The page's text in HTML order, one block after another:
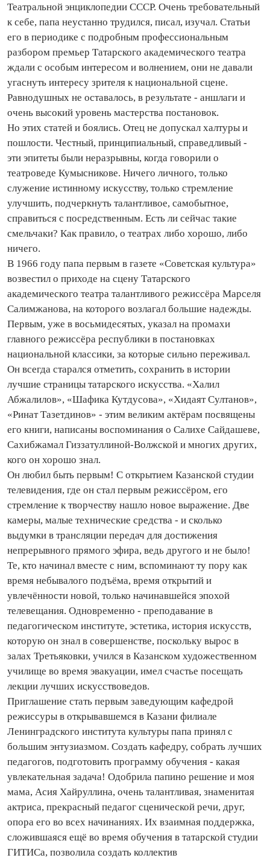
Театральной энциклопедии СССР. Очень требовательный
к себе, папа неустанно трудился, писал, изучал. Статьи
его в периодике с подробным профессиональным
разбором премьер Татарского академического театра
ждали с особым интересом и волнением, они не давали
угаснуть интересу зрителя к национальной сцене.
Равнодушных не оставалось, в результате - аншлаги и
очень высокий уровень мастерства постановок.
Но этих статей и боялись. Отец не допускал халтуры и
пошлости. Честный, принципиальный, справедливый -
эти эпитеты были неразрывны, когда говорили о
театроведе Кумысникове. Ничего личного, только
служение истинному искусству, только стремление
улучшить, подчеркнуть талантливое, самобытное,
справиться с посредственным. Есть ли сейчас такие
смельчаки? Как правило, о театрах либо хорошо, либо
ничего.
В 1966 году папа первым в газете «Советская культура»
возвестил о приходе на сцену Татарского
академического театра талантливого режиссёра Марселя
Салимжанова, на которого возлагал большие надежды.
Первым, уже в восьмидесятых, указал на промахи
главного режиссёра республики в постановках
национальной классики, за которые сильно переживал.
Он всегда старался отметить, сохранить в истории
лучшие страницы татарского искусства. «Халил
Абжалилов», «Шафика Кутдусова», «Хидаят Султанов»,
«Ринат Тазетдинов» - этим великим актёрам посвящены
его книги, написаны воспоминания о Салихе Сайдашеве,
Сахибжамал Гиззатуллиной-Волжской и многих других,
кого он хорошо знал.
Он любил быть первым! С открытием Казанской студии
телевидения, где он стал первым режиссёром, его
стремление к творчеству нашло новое выражение. Две
камеры, малые технические средства - и сколько
выдумки в трансляции передач для достижения
непрерывного прямого эфира, ведь другого и не было!
Те, кто начинал вместе с ним, вспоминают ту пору как
время небывалого подъёма, время открытий и
увлечённости новой, только начинавшейся эпохой
телевещания. Одновременно - преподавание в
педагогическом институте, эстетика, история искусств,
которую он знал в совершенстве, поскольку вырос в
залах Третьяковки, учился в Казанском художественном
училище во время эвакуации, имел счастье посещать
лекции лучших искусствоведов.
Приглашение стать первым заведующим кафедрой
режиссуры в открывавшемся в Казани филиале
Ленинградского института культуры папа принял с
большим энтузиазмом. Создать кафедру, собрать лучших
педагогов, подготовить программу обучения - какая
увлекательная задача! Одобрила папино решение и моя
мама, Асия Хайруллина, очень талантливая, знаменитая
актриса, прекрасный педагог сценической речи, друг,
опора его во всех начинаниях. Их взаимная поддержка,
сложившаяся ещё во время обучения в татарской студии
ГИТИСа, позволила создать коллектив